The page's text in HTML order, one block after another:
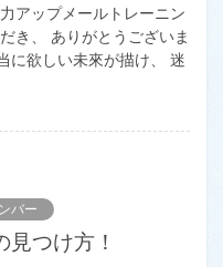
アップメールトレーニン
き、 ありがとうございま
欲しい未來が描け、 迷
バー
見つけ方！